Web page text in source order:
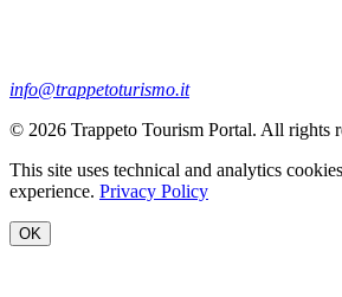
info@trappetoturismo.it
© 2026 Trappeto Tourism Portal. All rights
This site uses technical and analytics
experience. Privacy Policy
OK